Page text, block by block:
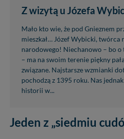
Z wizytą u Józefa
Mało kto wie, że pod Gnieznem
mieszkał… Józef Wybicki, twórca
narodowego! Niechanowo – bo
– ma na swoim terenie piękny
związane. Najstarsze wzmianki
pochodzą z 1395 roku. Nas
historii w...
Jeden z „siedmiu